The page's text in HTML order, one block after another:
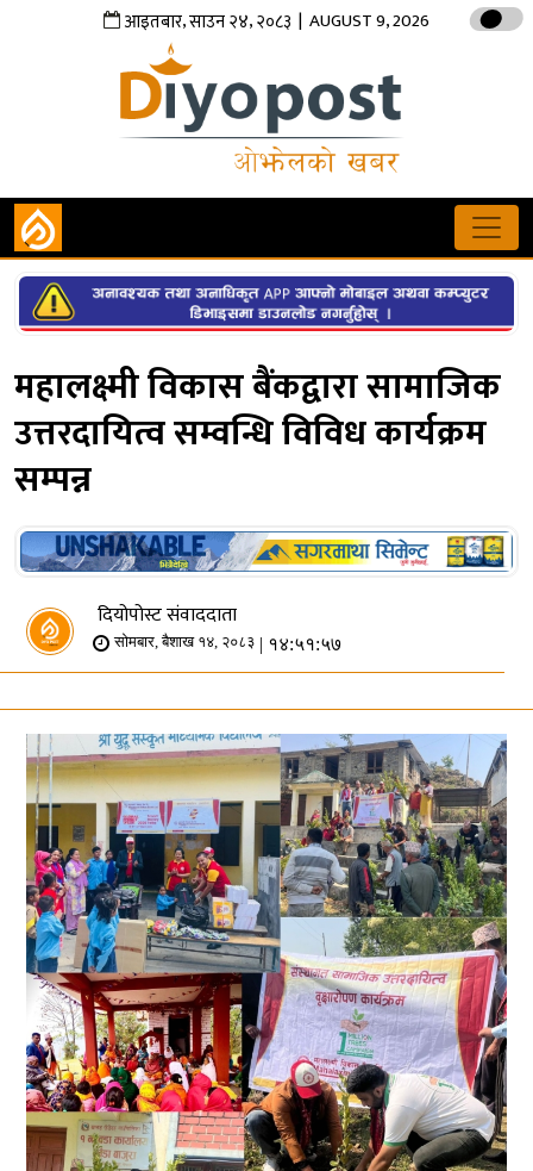
आइतबार,साउन२४,२०८३ | AUGUST 9, 2026
महालक्ष्मी विकास बैंकद्वारा सामाजिक
उत्तरदायित्व सम्वन्धि विविध कार्यक्रम
सम्पन्न
दियोपोस्ट संवाददाता
सोमबार, बैशाख १४, २०८३ | १४:५१:५७